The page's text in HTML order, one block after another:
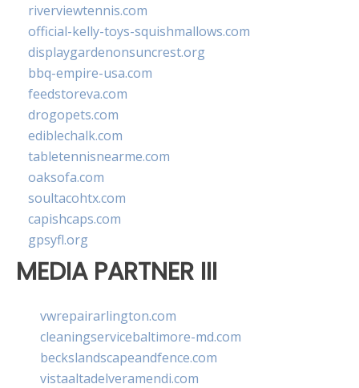
riverviewtennis.com
official-kelly-toys-squishmallows.com
displaygardenonsuncrest.org
bbq-empire-usa.com
feedstoreva.com
drogopets.com
ediblechalk.com
tabletennisnearme.com
oaksofa.com
soultacohtx.com
capishcaps.com
gpsyfl.org
MEDIA PARTNER III
vwrepairarlington.com
cleaningservicebaltimore-md.com
beckslandscapeandfence.com
vistaaltadelveramendi.com